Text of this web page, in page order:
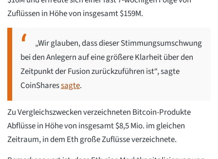
Zuflüssen in Höhe von insgesamt $159M.
„Wir glauben, dass dieser Stimmungsumschwung
bei den Anlegern auf eine größere Klarheit über den
Zeitpunkt der Fusion zurückzuführen ist“, sagte
CoinSharessagte.
Zu Vergleichszwecken verzeichneten Bitcoin-Produkte
Abflüsse in Höhe von insgesamt $8,5 Mio. im gleichen
Zeitraum, in dem Eth große Zuflüsse verzeichnete.